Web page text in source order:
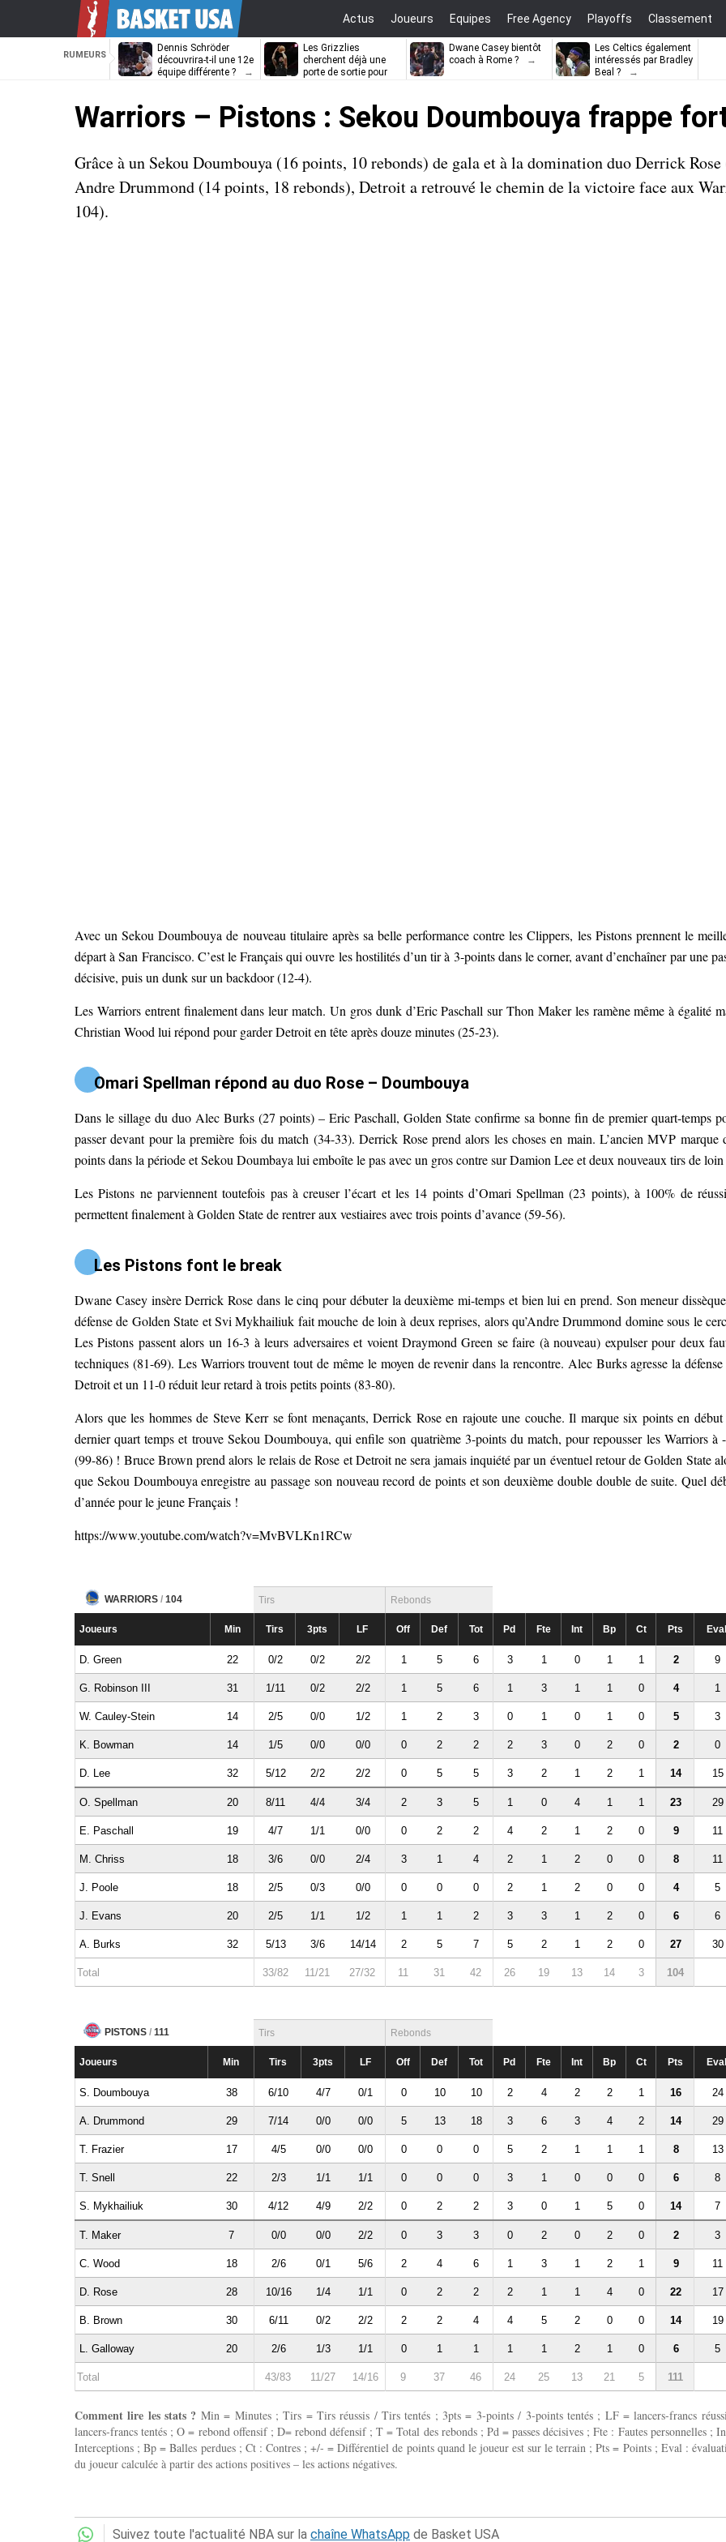
Actus Joueurs Equipes Free Agency Playoffs Classement
RUMEURS
Dennis Schröder
découvrira-t-il une 12e
équipe différente ?
Les Grizzlies
cherchent déjà une
porte de sortie pour
Dwane Casey bientôt
coach à Rome ?
Les Celtics également
intéressés par Bradley
Beal ?
Warriors – Pistons : Sekou Doumbouya frappe
Grâce à un Sekou Doumbouya (16 points, 10 rebonds) de gala et à la domination duo Derrick
Andre Drummond (14 points, 18 rebonds), Detroit a retrouvé le chemin de la victoire face aux
104).
Avec un Sekou Doumbouya de nouveau titulaire après sa belle performance contre les Clippers, les Pistons prennent le
départ à San Francisco. C’est le Français qui ouvre les hostilités d’un tir à 3-points dans le corner, avant d’enchaîner par une
décisive, puis un dunk sur un backdoor (12-4).
Les Warriors entrent finalement dans leur match. Un gros dunk d’Eric Paschall sur Thon Maker les ramène même à égalité
Christian Wood lui répond pour garder Detroit en tête après douze minutes (25-23).
Omari Spellman répond au duo Rose – Doumbouya
Dans le sillage du duo Alec Burks (27 points) – Eric Paschall, Golden State confirme sa bonne fin de premier quart-temps
passer devant pour la première fois du match (34-33). Derrick Rose prend alors les choses en main. L’ancien MVP marque
points dans la période et Sekou Doumbaya lui emboîte le pas avec un gros contre sur Damion Lee et deux nouveaux tirs de
Les Pistons ne parviennent toutefois pas à creuser l’écart et les 14 points d’Omari Spellman (23 points), à 100% de
permettent finalement à Golden State de rentrer aux vestiaires avec trois points d’avance (59-56).
Les Pistons font le break
Dwane Casey insère Derrick Rose dans le cinq pour débuter la deuxième mi-temps et bien lui en prend. Son meneur
défense de Golden State et Svi Mykhailiuk fait mouche de loin à deux reprises, alors qu’Andre Drummond domine sous le
Les Pistons passent alors un 16-3 à leurs adversaires et voient Draymond Green se faire (à nouveau) expulser pour deux
techniques (81-69). Les Warriors trouvent tout de même le moyen de revenir dans la rencontre. Alec Burks agresse la défense
Detroit et un 11-0 réduit leur retard à trois petits points (83-80).
Alors que les hommes de Steve Kerr se font menaçants, Derrick Rose en rajoute une couche. Il marque six points en début
dernier quart temps et trouve Sekou Doumbouya, qui enfile son quatrième 3-points du match, pour repousser les Warriors à
(99-86) ! Bruce Brown prend alors le relais de Rose et Detroit ne sera jamais inquiété par un éventuel retour de Golden State
que Sekou Doumbouya enregistre au passage son nouveau record de points et son deuxième double double de suite. Quel
d’année pour le jeune Français !
https://www.youtube.com/watch?v=MvBVLKn1RCw
WARRIORS / 104 Tirs Rebonds
Joueurs Min Tirs 3pts LF Off Def Tot Pd Fte Int Bp Ct Pts Eval
D. Green 22 0/2 0/2 2/2 1 5 6 3 1 0 1 1 2 9
G. Robinson III 31 1/11 0/2 2/2 1 5 6 1 3 1 1 0 4 1
W. Cauley-Stein 14 2/5 0/0 1/2 1 2 3 0 1 0 1 0 5 3
K. Bowman 14 1/5 0/0 0/0 0 2 2 2 3 0 2 0 2 0
D. Lee 32 5/12 2/2 2/2 0 5 5 3 2 1 2 1 14 15
O. Spellman 20 8/11 4/4 3/4 2 3 5 1 0 4 1 1 23 29
E. Paschall 19 4/7 1/1 0/0 0 2 2 4 2 1 2 0 9 11
M. Chriss 18 3/6 0/0 2/4 3 1 4 2 1 2 0 0 8 11
J. Poole 18 2/5 0/3 0/0 0 0 0 2 1 2 0 0 4 5
J. Evans 20 2/5 1/1 1/2 1 1 2 3 3 1 2 0 6 6
A. Burks 32 5/13 3/6 14/14 2 5 7 5 2 1 2 0 27 30
Total 33/82 11/21 27/32 11 31 42 26 19 13 14 3 104
PISTONS / 111 Tirs Rebonds
Joueurs Min Tirs 3pts LF Off Def Tot Pd Fte Int Bp Ct Pts Eval
S. Doumbouya 38 6/10 4/7 0/1 0 10 10 2 4 2 2 1 16 24
A. Drummond 29 7/14 0/0 0/0 5 13 18 3 6 3 4 2 14 29
T. Frazier 17 4/5 0/0 0/0 0 0 0 5 2 1 1 1 8 13
T. Snell 22 2/3 1/1 1/1 0 0 0 3 1 0 0 0 6 8
S. Mykhailiuk 30 4/12 4/9 2/2 0 2 2 3 0 1 5 0 14 7
T. Maker 7 0/0 0/0 2/2 0 3 3 0 2 0 2 0 2 3
C. Wood 18 2/6 0/1 5/6 2 4 6 1 3 1 2 1 9 11
D. Rose 28 10/16 1/4 1/1 0 2 2 2 1 1 4 0 22 17
B. Brown 30 6/11 0/2 2/2 2 2 4 4 5 2 0 0 14 19
L. Galloway 20 2/6 1/3 1/1 0 1 1 1 1 2 1 0 6 5
Total 43/83 11/27 14/16 9 37 46 24 25 13 21 5 111
Comment lire les stats ? Min = Minutes ; Tirs = Tirs réussis / Tirs tentés ; 3pts = 3-points / 3-points tentés ; LF = lancers-francs
lancers-francs tentés ; O = rebond offensif ; D= rebond défensif ; T = Total des rebonds ; Pd = passes décisives ; Fte : Fautes personnelles ;
Interceptions ; Bp = Balles perdues ; Ct : Contres ; +/- = Différentiel de points quand le joueur est sur le terrain ; Pts = Points ; Eval :
du joueur calculée à partir des actions positives – les actions négatives.
Suivez toute l'actualité NBA sur la chaîne WhatsApp de Basket USA